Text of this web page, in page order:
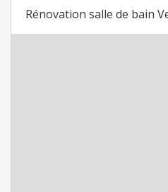
Rénovation salle de bain